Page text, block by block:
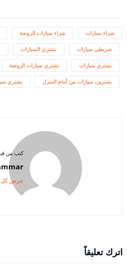
شراء سيارات شراء سيارات الروضة
شريطي سيارات نشتري السيارات
نشتري سيارات نشتري سيارات الروضة
يشترون سيارات من أمام المنزل يشتري
كتب من
عرض كل
اترك تعليقاً